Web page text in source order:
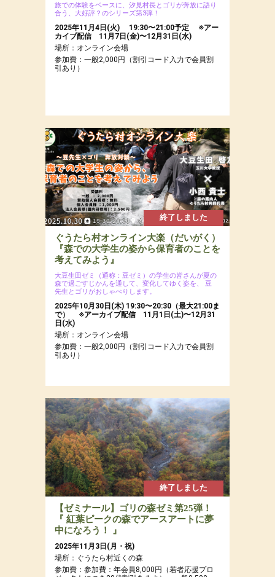
旅での体験をベースに、汐見村長とゴリが奔放に語り
合う、大好評？のシリーズ第3弾！
2025年11月4日(火) 19:30〜21:00予定 ※アー
カイブ配信 11月7日(金)〜12月31日(水)
場所：オンライン会場
参加費：一般2,000円（割引コード入力で会員割
引あり）
終了しました
ぐうたら村オンライン大楽（だいがく）
『森での大学生の姿から保育者のことを
考えてみよう』
大豆生田ゼミ（通称：豆ゼミ）の学生の皆さんが夏の
森で過ごすじかんを通して、変化してゆく姿を、
豆
先生とゴリがおしゃべりします。
2025年10月30日(木) 19:30〜20:30（最大21:00ま
で） ※アーカイブ配信 11月1日(土)〜12月31
日(水)
場所：オンライン会場
参加費：一般2,000円（割引コード入力で会員割
引あり）
終了しました
【ゼミナール】ゴリの森ゼミ第25弾！
『 紅葉ピークの森でアースアートに夢
中になろう！ 』
2025年11月3日(月・祝)
場所：ぐうたら村近くの森
参加費：参加費：年会員8,000円（若者応援プロ